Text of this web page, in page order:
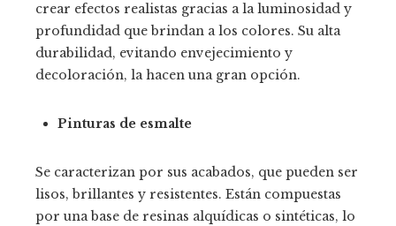
crear efectos realistas gracias a la luminosidad y
profundidad que brindan a los colores. Su alta
durabilidad, evitando envejecimiento y
decoloración, la hacen una gran opción.
Pinturas de esmalte
Se caracterizan por sus acabados, que pueden ser
lisos, brillantes y resistentes. Están compuestas
por una base de resinas alquídicas o sintéticas, lo